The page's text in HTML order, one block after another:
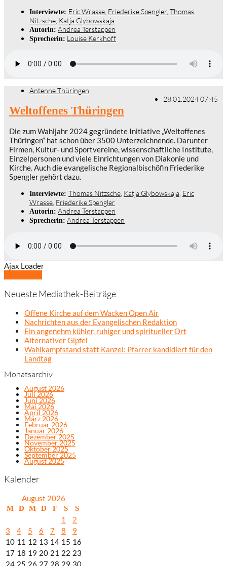
Interviewte: Eric Wrasse Friederike Spengler Thomas
Nitzsche Katja Glybowskaja
Autorin: Andrea Terstappen
Sprecherin: Louise Kerkhoff
Antenne Thüringen
28.01.2024 07:45
Weltoffenes Thüringen
Die zum Wahljahr 2024 gegründete Initiative „Weltoffenes
Thüringen“ hat schon über 3500 Unterzeichnende. Darunter
Firmen, Kultur- und Sportvereine, wissenschaftliche Institute,
Einzelpersonen und viele Einrichtungen von Diakonie und
Kirche. Auch die evangelische Regionalbischöfin Friederike
Spengler gehört dazu.
Interviewte: Thomas Nitzsche Katja Glybowskaja Eric
Wrasse Friederike Spengler
Autorin: Andrea Terstappen
Sprecherin: Andrea Terstappen
Ajax Loader
Neueste Mediathek-Beiträge
Offene Kirche auf dem Wacken Open Air
Nachrichten aus der Evangelischen Redaktion
Ein angenehm kühler, ruhiger und spiritueller Ort
Alternativer Gipfel
Wahlkampfstand statt Kanzel: Pfarrer kandidiert für den
Landtag
Monatsarchiv
August 2026
Juli 2026
Juni 2026
Mai 2026
April 2026
März 2026
Februar 2026
Januar 2026
Dezember 2025
November 2025
Oktober 2025
September 2025
August 2025
Kalender
August 2026
M D M D F S S
1
2
3
4 5 6 7 8
9
10 11 12 13 14 15 16
17 18 19 20 21 22 23
24 25 26 27 28 29 30